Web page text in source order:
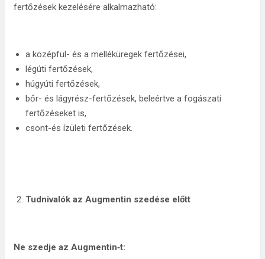
fertőzések kezelésére alkalmazható:
a középfül- és a melléküregek fertőzései,
légúti fertőzések,
húgyúti fertőzések,
bőr- és lágyrész-fertőzések, beleértve a fogászati
fertőzéseket is,
csont-és ízületi fertőzések.
Tudnivalók az Augmentin szedése előtt
Ne szedje az Augmentin‑t: